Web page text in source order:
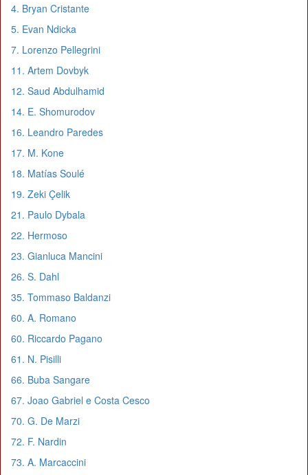
4. Bryan Cristante
5. Evan Ndicka
7. Lorenzo Pellegrini
11. Artem Dovbyk
12. Saud Abdulhamid
14. E. Shomurodov
16. Leandro Paredes
17. M. Kone
18. Matías Soulé
19. Zeki Çelik
21. Paulo Dybala
22. Hermoso
23. Gianluca Mancini
26. S. Dahl
35. Tommaso Baldanzi
60. A. Romano
60. Riccardo Pagano
61. N. Pisilli
66. Buba Sangare
67. Joao Gabriel e Costa Cesco
70. G. De Marzi
72. F. Nardin
73. A. Marcaccini